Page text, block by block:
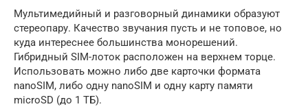
Мультимедийный и разговорный динамики образуют
стереопару. Качество звучания пусть и не топовое, но
куда интереснее большинства монорешений.
Гибридный SIM-лоток расположен на верхнем торце.
Использовать можно либо две карточки формата
nanoSIM, либо одну nanoSIM и одну карту памяти
microSD (до 1 ТБ).